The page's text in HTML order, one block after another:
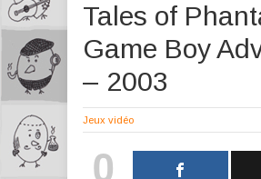
Tales of
Game Boy
– 2003
Jeux vidéo
0